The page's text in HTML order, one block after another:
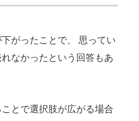
がったことで、 思ってい
なかったという回答もあ
とで選択肢が広がる場合